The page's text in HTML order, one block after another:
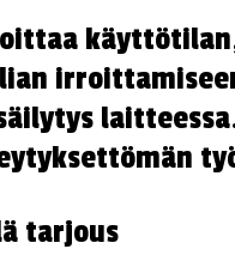
tarjous